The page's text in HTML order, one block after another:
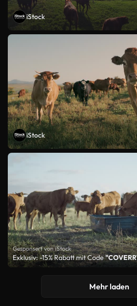
iStock
iStock
Gesponsert von iStock
Exklusiv: -15% Rabatt mit Code
Mehr laden